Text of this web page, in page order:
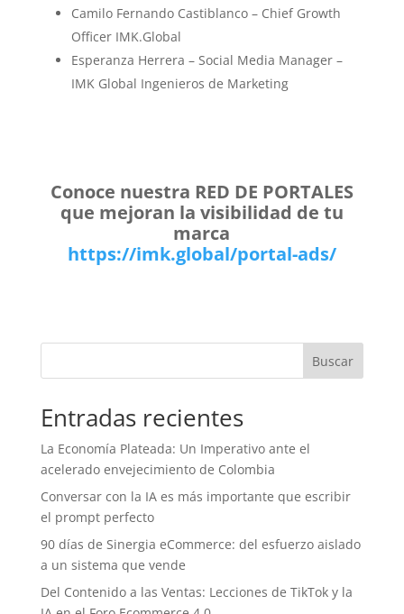
Camilo Fernando Castiblanco – Chief Growth
Officer IMK.Global
Esperanza Herrera – Social Media Manager –
IMK Global Ingenieros de Marketing
Conoce nuestra RED DE PORTALES
que mejoran la visibilidad de tu
marca
https://imk.global/portal-ads/
Buscar
Entradas recientes
La Economía Plateada: Un Imperativo ante el
acelerado envejecimiento de Colombia
Conversar con la IA es más importante que escribir
el prompt perfecto
90 días de Sinergia eCommerce: del esfuerzo aislado
a un sistema que vende
Del Contenido a las Ventas: Lecciones de TikTok y la